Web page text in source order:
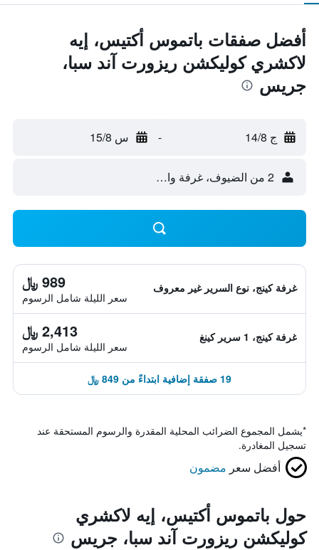
أفضل صفقات باتموس أكتيس، إيه
لاكشري كوليكشن ريزورت آند سبا،
جريس
ج 14/8 - س 15/8
2 من الضيوف، غرفة واحدة
غرفة كينج، نوع السرير غير معروف 989 ﷼
سعر الليلة شامل الرسوم
غرفة كينج، 1 سرير كينغ 2,413 ﷼
سعر الليلة شامل الرسوم
19 صفقة إضافية ابتداءً من 849 ﷼
*يشمل المجموع الضرائب المحلية المقدرة والرسوم المستحقة عند
تسجيل المغادرة.
أفضل سعر مضمون
حول باتموس أكتيس، إيه لاكشري
كوليكشن ريزورت آند سبا، جريس